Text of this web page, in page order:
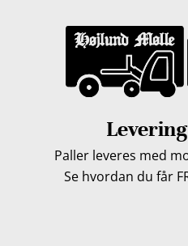
Levering
Paller leveres med
Se hvordan du får